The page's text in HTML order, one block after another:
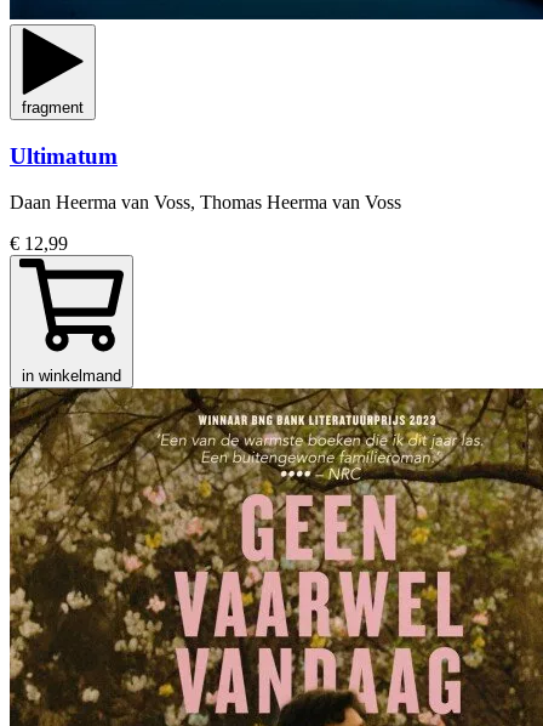
fragment
Ultimatum
Daan Heerma van Voss, Thomas Heerma van Voss
€ 12,99
in winkelmand